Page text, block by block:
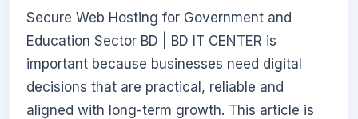
Secure Web Hosting for Government and
Education Sector BD | BD IT CENTER is
important because businesses need digital
decisions that are practical, reliable and
aligned with long-term growth. This article is